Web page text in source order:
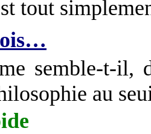
tout
semble-t-il,
au